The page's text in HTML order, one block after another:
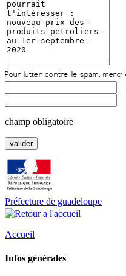
champ obligatoire
Préfecture de guadeloupe
Accueil
Infos générales